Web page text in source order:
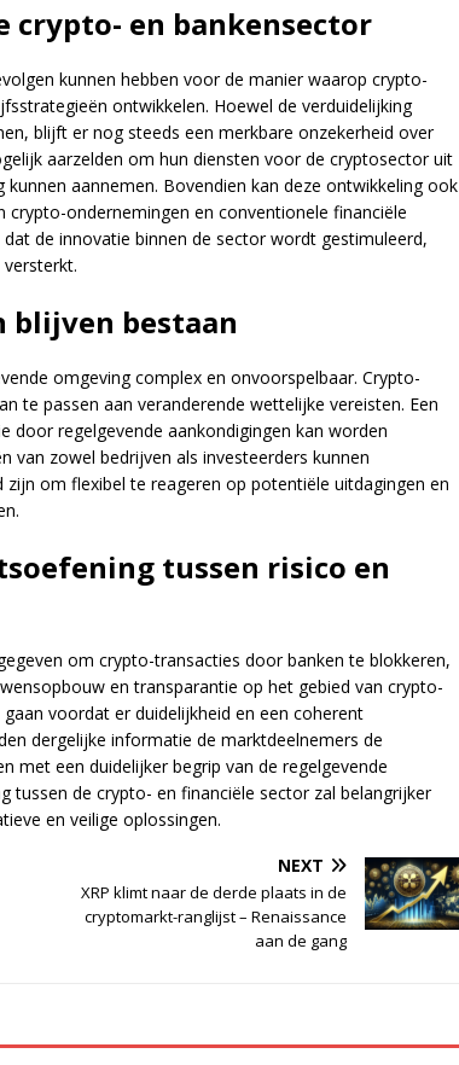
crypto- en bankensector
kunnen hebben voor de manier waarop crypto-
ontwikkelen. Hoewel de verduidelijking
blijft er nog steeds een merkbare onzekerheid over
aarzelden om hun diensten voor de cryptosector uit
aannemen. Bovendien kan deze ontwikkeling ook
ondernemingen en conventionele financiële
de innovatie binnen de sector wordt gestimuleerd,
blijven bestaan
omgeving complex en onvoorspelbaar. Crypto-
te passen aan veranderende wettelijke vereisten. Een
door regelgevende aankondigingen kan worden
van zowel bedrijven als investeerders kunnen
om flexibel te reageren op potentiële uitdagingen en
tussen risico en
om crypto-transacties door banken te blokkeren,
en transparantie op het gebied van crypto-
voordat er duidelijkheid en een coherent
dergelijke informatie de marktdeelnemers de
met een duidelijker begrip van de regelgevende
tussen de crypto- en financiële sector zal belangrijker
en veilige oplossingen.
NEXT
XRP klimt naar de derde plaats in de
cryptomarkt-ranglijst – Renaissance
aan de gang